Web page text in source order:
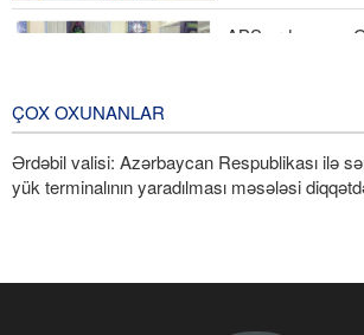
ABŞ ordusunun
ÇOX OXUNANLAR
Ərdəbil valisi: Azərbaycan Respublikası ilə
yük terminalının yaradılması məsələsi